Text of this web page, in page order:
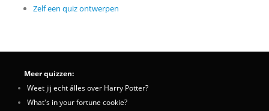
Zelf een quiz ontwerpen
Meer quizzen:
Weet jij echt álles over Harry Potter?
What's in your fortune cookie?